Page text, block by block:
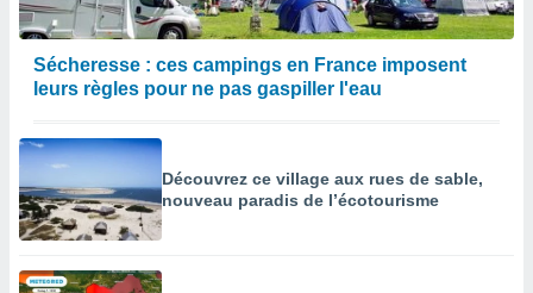
Sécheresse : ces campings en France imposent
leurs règles pour ne pas gaspiller l'eau
Découvrez ce village aux rues de sable,
nouveau paradis de l’écotourisme